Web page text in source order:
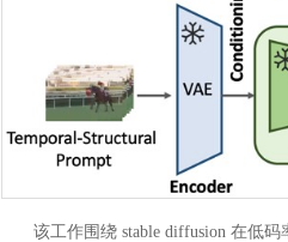
该工作围绕 stable diffusion 在低